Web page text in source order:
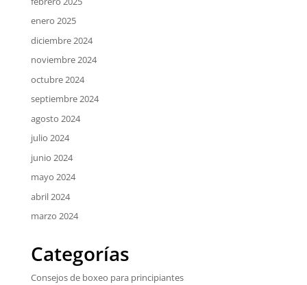
enero 2025
diciembre 2024
noviembre 2024
octubre 2024
septiembre 2024
agosto 2024
julio 2024
junio 2024
mayo 2024
abril 2024
marzo 2024
Categorías
Consejos de boxeo para principiantes